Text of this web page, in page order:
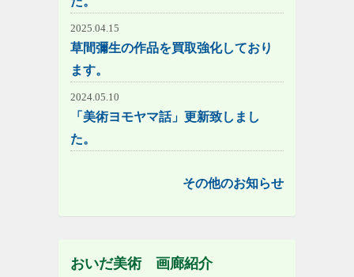
2025.04.15
草間彌生の作品を買取強化しており
ます。
2024.05.10
「美術ヨモヤマ話」更新致しまし
た。
その他のお知らせ
おいだ美術 画廊紹介